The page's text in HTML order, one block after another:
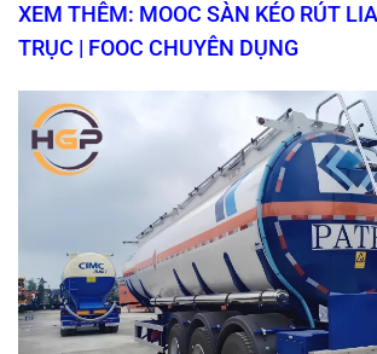
XEM THÊM: MOOC SÀN KÉO RÚT
TRỤC | FOOC CHUYÊN DỤNG